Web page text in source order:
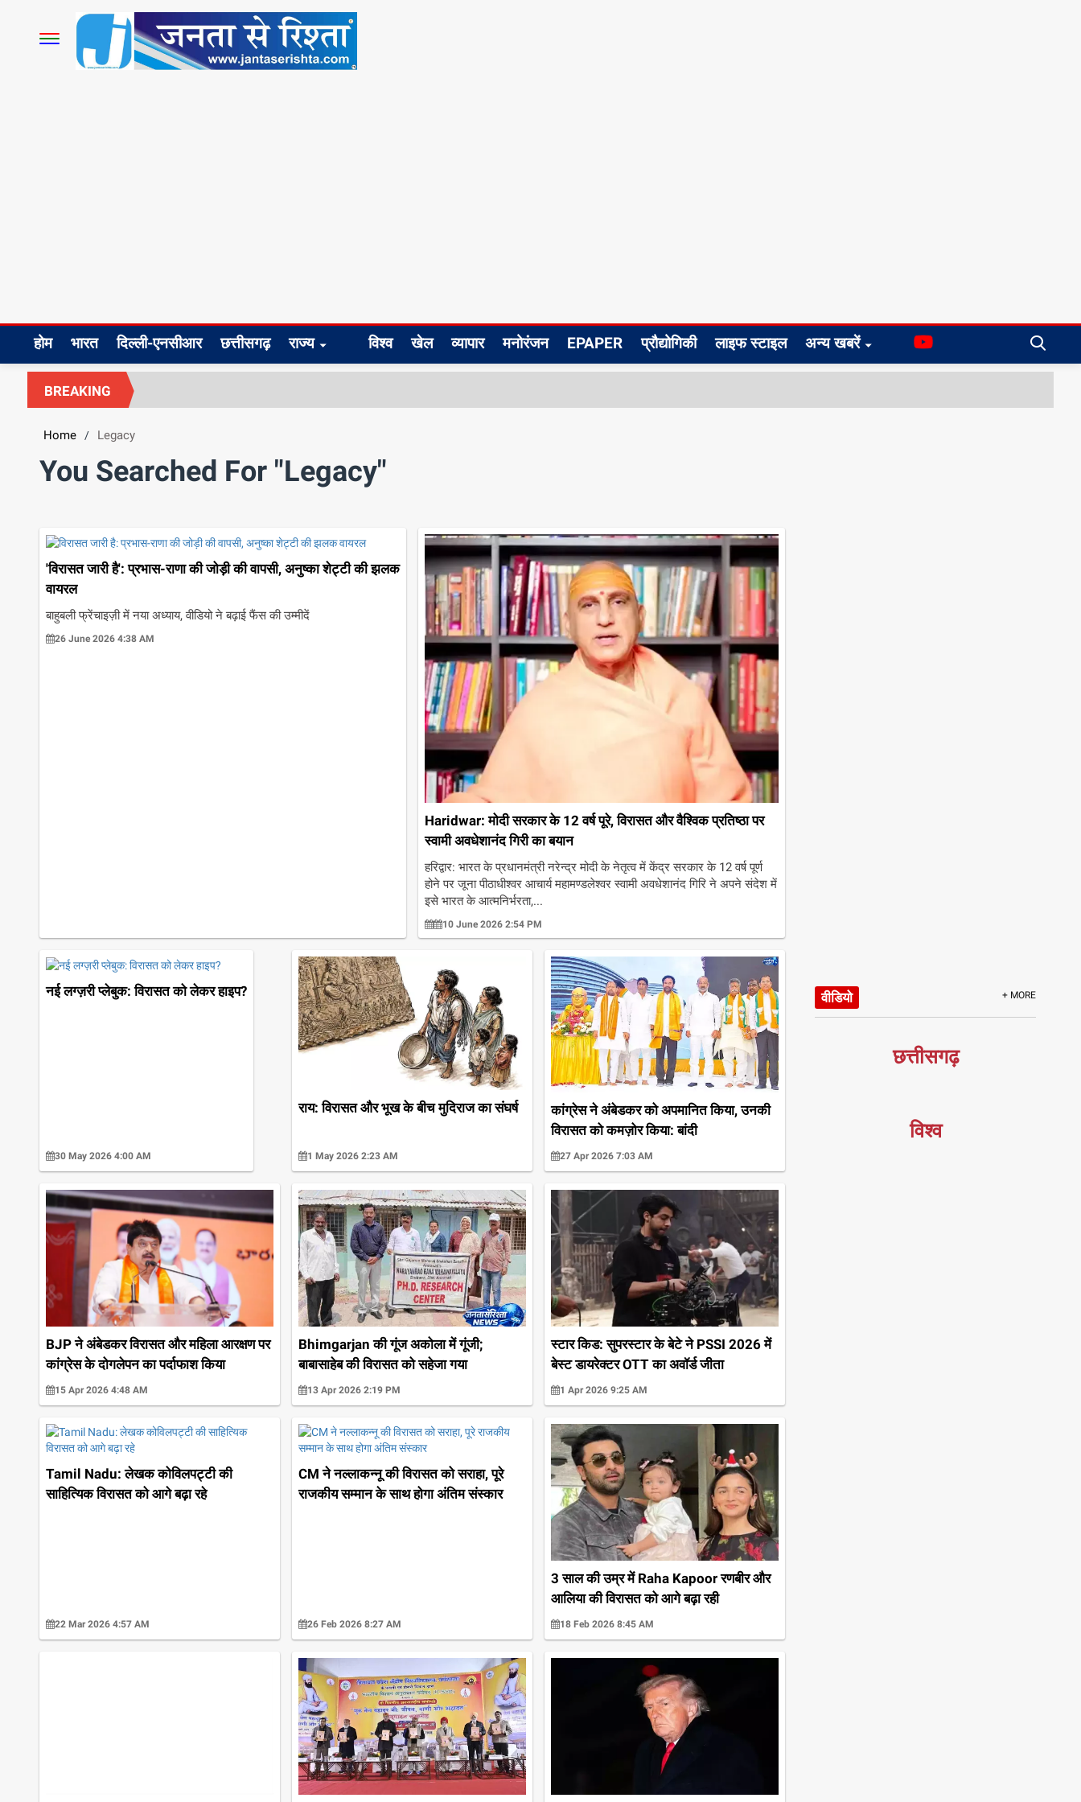
होम भारत दिल्ली-एनसीआर छत्तीसगढ़ राज्य विश्व खेल व्यापार मनोरंजन EPAPER प्रौद्योगिकी लाइफ स्टाइल अन्य खबरें
BREAKING
Home / Legacy
You Searched For "Legacy"
'विरासत जारी है': प्रभास-राणा की जोड़ी की वापसी, अनुष्का शेट्टी की झलक
वायरल
बाहुबली फ्रेंचाइज़ी में नया अध्याय, वीडियो ने बढ़ाई फैंस की उम्मीदें
26 June 2026 4:38 AM
Haridwar: मोदी सरकार के 12 वर्ष पूरे, विरासत और वैश्विक प्रतिष्ठा पर
स्वामी अवधेशानंद गिरी का बयान
हरिद्वार: भारत के प्रधानमंत्री नरेन्द्र मोदी के नेतृत्व में केंद्र सरकार के 12 वर्ष पूर्ण
होने पर जूना पीठाधीश्वर आचार्य महामण्डलेश्वर स्वामी अवधेशानंद गिरि ने अपने संदेश में
इसे भारत के आत्मनिर्भरता,...
10 June 2026 2:54 PM
नई लग्ज़री प्लेबुक: विरासत को लेकर हाइप?
30 May 2026 4:00 AM
राय: विरासत और भूख के बीच मुदिराज का संघर्ष
1 May 2026 2:23 AM
कांग्रेस ने अंबेडकर को अपमानित किया, उनकी
विरासत को कमज़ोर किया: बांदी
27 Apr 2026 7:03 AM
BJP ने अंबेडकर विरासत और महिला आरक्षण पर
कांग्रेस के दोगलेपन का पर्दाफाश किया
15 Apr 2026 4:48 AM
Bhimgarjan की गूंज अकोला में गूंजी;
बाबासाहेब की विरासत को सहेजा गया
13 Apr 2026 2:19 PM
स्टार किड: सुपरस्टार के बेटे ने PSSI 2026 में
बेस्ट डायरेक्टर OTT का अवॉर्ड जीता
1 Apr 2026 9:25 AM
Tamil Nadu: लेखक कोविलपट्टी की
साहित्यिक विरासत को आगे बढ़ा रहे
22 Mar 2026 4:57 AM
CM ने नल्लाकन्नू की विरासत को सराहा, पूरे
राजकीय सम्मान के साथ होगा अंतिम संस्कार
26 Feb 2026 8:27 AM
3 साल की उम्र में Raha Kapoor रणबीर और
आलिया की विरासत को आगे बढ़ा रही
18 Feb 2026 8:45 AM
वीडियो + MORE
छत्तीसगढ़
विश्व